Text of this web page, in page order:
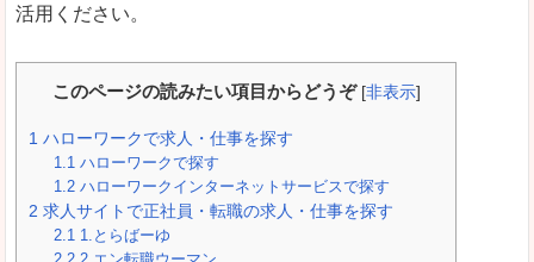
活用ください。
このページの読みたい項目からどうぞ [非表示]
1 ハローワークで求人・仕事を探す
1.1 ハローワークで探す
1.2 ハローワークインターネットサービスで探す
2 求人サイトで正社員・転職の求人・仕事を探す
2.1 1.とらばーゆ